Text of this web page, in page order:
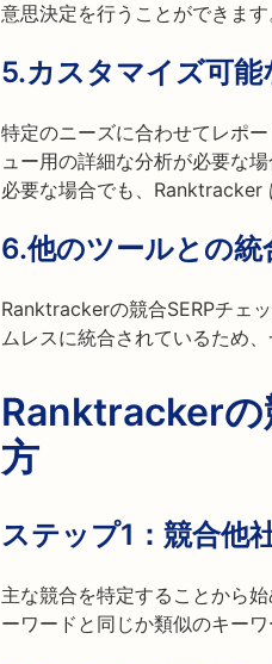
意思決定を行うことができます
5.カスタマイズ可能
特定のニーズに合わせてレポ
ュー用の詳細な分析が必要な
必要な場合でも、Ranktracker
6.他のツールとの統
Ranktrackerの競合SERPチェ
ムレスに統合されているため
Ranktrackerの
方
ステップ1： 競合他
主な競合を特定することから
ーワードと同じか類似のキー